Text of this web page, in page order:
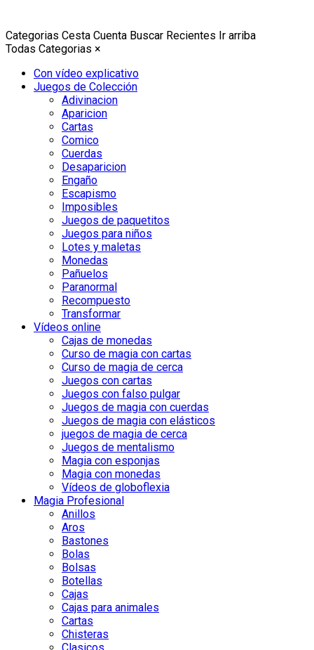
Categorias Cesta Cuenta Buscar Recientes Ir arriba
Todas Categorias ×
Con vídeo explicativo
Juegos de Colección
Adivinacion
Aparicion
Cartas
Comico
Cuerdas
Desaparicion
Engaño
Escapismo
Imposibles
Juegos de paquetitos
Juegos para niños
Lotes y maletas
Monedas
Pañuelos
Paranormal
Recompuesto
Transformar
Vídeos online
Cajas de monedas
Curso de magia con cartas
Curso de magia de cerca
Juegos con cartas
Juegos con falso pulgar
Juegos de magia con cuerdas
Juegos de magia con elásticos
juegos de magia de cerca
Juegos de mentalismo
Magia con esponjas
Magia con monedas
Vídeos de globoflexia
Magia Profesional
Anillos
Aros
Bastones
Bolas
Bolsas
Botellas
Cajas
Cajas para animales
Cartas
Chisteras